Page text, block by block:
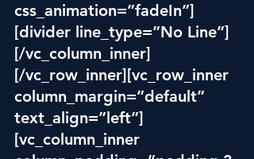
css_animation=”fadeIn”]
[divider line_type=”No Line”]
[/vc_column_inner]
[/vc_row_inner][vc_row_inner
column_margin=”default”
text_align=”left”]
[vc_column_inner